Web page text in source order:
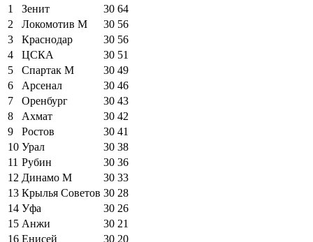
1
Зенит 30 64
2
Локомотив М 30 56
3
Краснодар 30 56
4
ЦСКА 30 51
5
Спартак М 30 49
6
Арсенал 30 46
7
Оренбург 30 43
8
Ахмат 30 42
9
Ростов 30 41
10 Урал 30 38
11 Рубин 30 36
12 Динамо М 30 33
13 Крылья Советов 30 28
14 Уфа 30 26
15 Анжи 30 21
16 Енисей 30 20